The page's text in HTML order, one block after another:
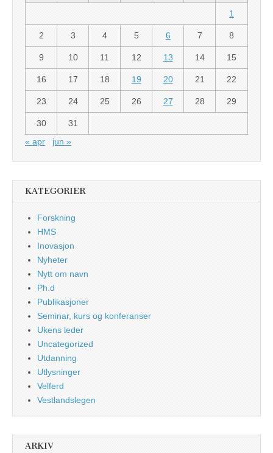
1
2 3 4 5 6 7 8
9 10 11 12 13 14 15
16 17 18 19 20 21 22
23 24 25 26 27 28 29
30
31
« apr
jun »
KATEGORIER
Forskning
HMS
Inovasjon
Nyheter
Nytt om navn
Ph.d
Publikasjoner
Seminar, kurs og konferanser
Ukens leder
Uncategorized
Utdanning
Utlysninger
Velferd
Vestlandslegen
ARKIV